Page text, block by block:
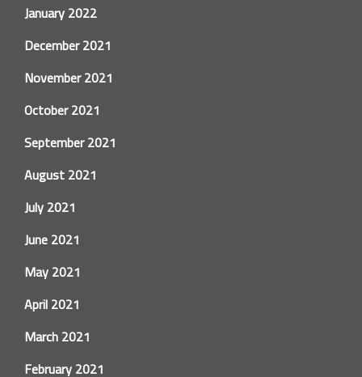
January 2022
December 2021
November 2021
October 2021
September 2021
August 2021
July 2021
June 2021
May 2021
April 2021
March 2021
February 2021